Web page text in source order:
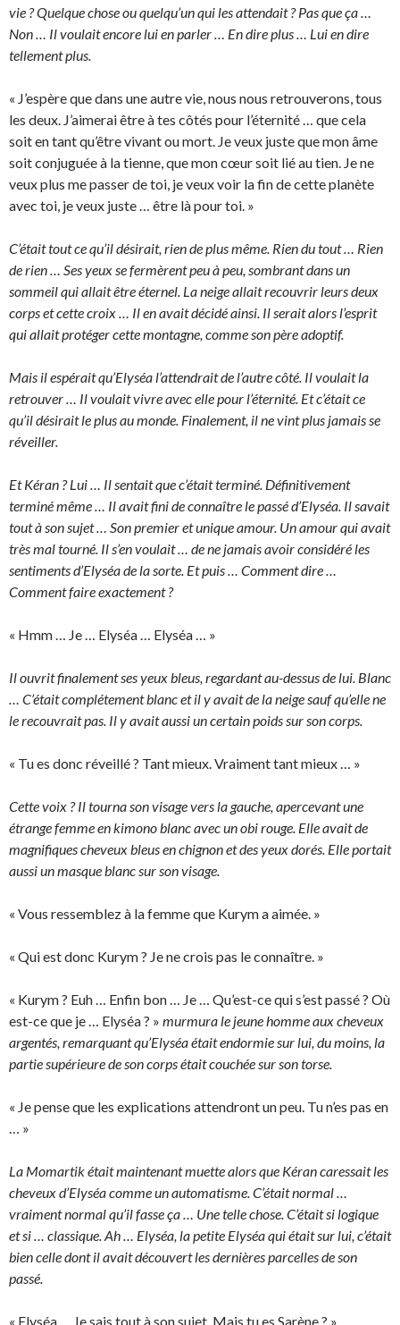
vie ? Quelque chose ou quelqu’un qui les attendait ? Pas que ça …
Non … Il voulait encore lui en parler … En dire plus … Lui en dire
tellement plus.
« J’espère que dans une autre vie, nous nous retrouverons, tous
les deux. J’aimerai être à tes côtés pour l’éternité … que cela
soit en tant qu’être vivant ou mort. Je veux juste que mon âme
soit conjuguée à la tienne, que mon cœur soit lié au tien. Je ne
veux plus me passer de toi, je veux voir la fin de cette planète
avec toi, je veux juste … être là pour toi. »
C’était tout ce qu’il désirait, rien de plus même. Rien du tout … Rien
de rien … Ses yeux se fermèrent peu à peu, sombrant dans un
sommeil qui allait être éternel. La neige allait recouvrir leurs deux
corps et cette croix … Il en avait décidé ainsi. Il serait alors l’esprit
qui allait protéger cette montagne, comme son père adoptif.
Mais il espérait qu’Elyséa l’attendrait de l’autre côté. Il voulait la
retrouver … Il voulait vivre avec elle pour l’éternité. Et c’était ce
qu’il désirait le plus au monde. Finalement, il ne vint plus jamais se
réveiller.
Et Kéran ? Lui … Il sentait que c’était terminé. Définitivement
terminé même … Il avait fini de connaître le passé d’Elyséa. Il savait
tout à son sujet … Son premier et unique amour. Un amour qui avait
très mal tourné. Il s’en voulait … de ne jamais avoir considéré les
sentiments d’Elyséa de la sorte. Et puis … Comment dire …
Comment faire exactement ?
« Hmm … Je … Elyséa … Elyséa … »
Il ouvrit finalement ses yeux bleus, regardant au-dessus de lui. Blanc
… C’était complétement blanc et il y avait de la neige sauf qu’elle ne
le recouvrait pas. Il y avait aussi un certain poids sur son corps.
« Tu es donc réveillé ? Tant mieux. Vraiment tant mieux … »
Cette voix ? Il tourna son visage vers la gauche, apercevant une
étrange femme en kimono blanc avec un obi rouge. Elle avait de
magnifiques cheveux bleus en chignon et des yeux dorés. Elle portait
aussi un masque blanc sur son visage.
« Vous ressemblez à la femme que Kurym a aimée. »
« Qui est donc Kurym ? Je ne crois pas le connaître. »
« Kurym ? Euh … Enfin bon … Je … Qu’est-ce qui s’est passé ? Où
est-ce que je … Elyséa ? » murmura le jeune homme aux cheveux
argentés, remarquant qu’Elyséa était endormie sur lui, du moins, la
partie supérieure de son corps était couchée sur son torse.
« Je pense que les explications attendront un peu. Tu n’es pas en
… »
La Momartik était maintenant muette alors que Kéran caressait les
cheveux d’Elyséa comme un automatisme. C’était normal …
vraiment normal qu’il fasse ça … Une telle chose. C’était si logique
et si … classique. Ah … Elyséa, la petite Elyséa qui était sur lui, c’était
bien celle dont il avait découvert les dernières parcelles de son
passé.
« Elyséa … Je sais tout à son sujet. Mais tu es Sarène ? »